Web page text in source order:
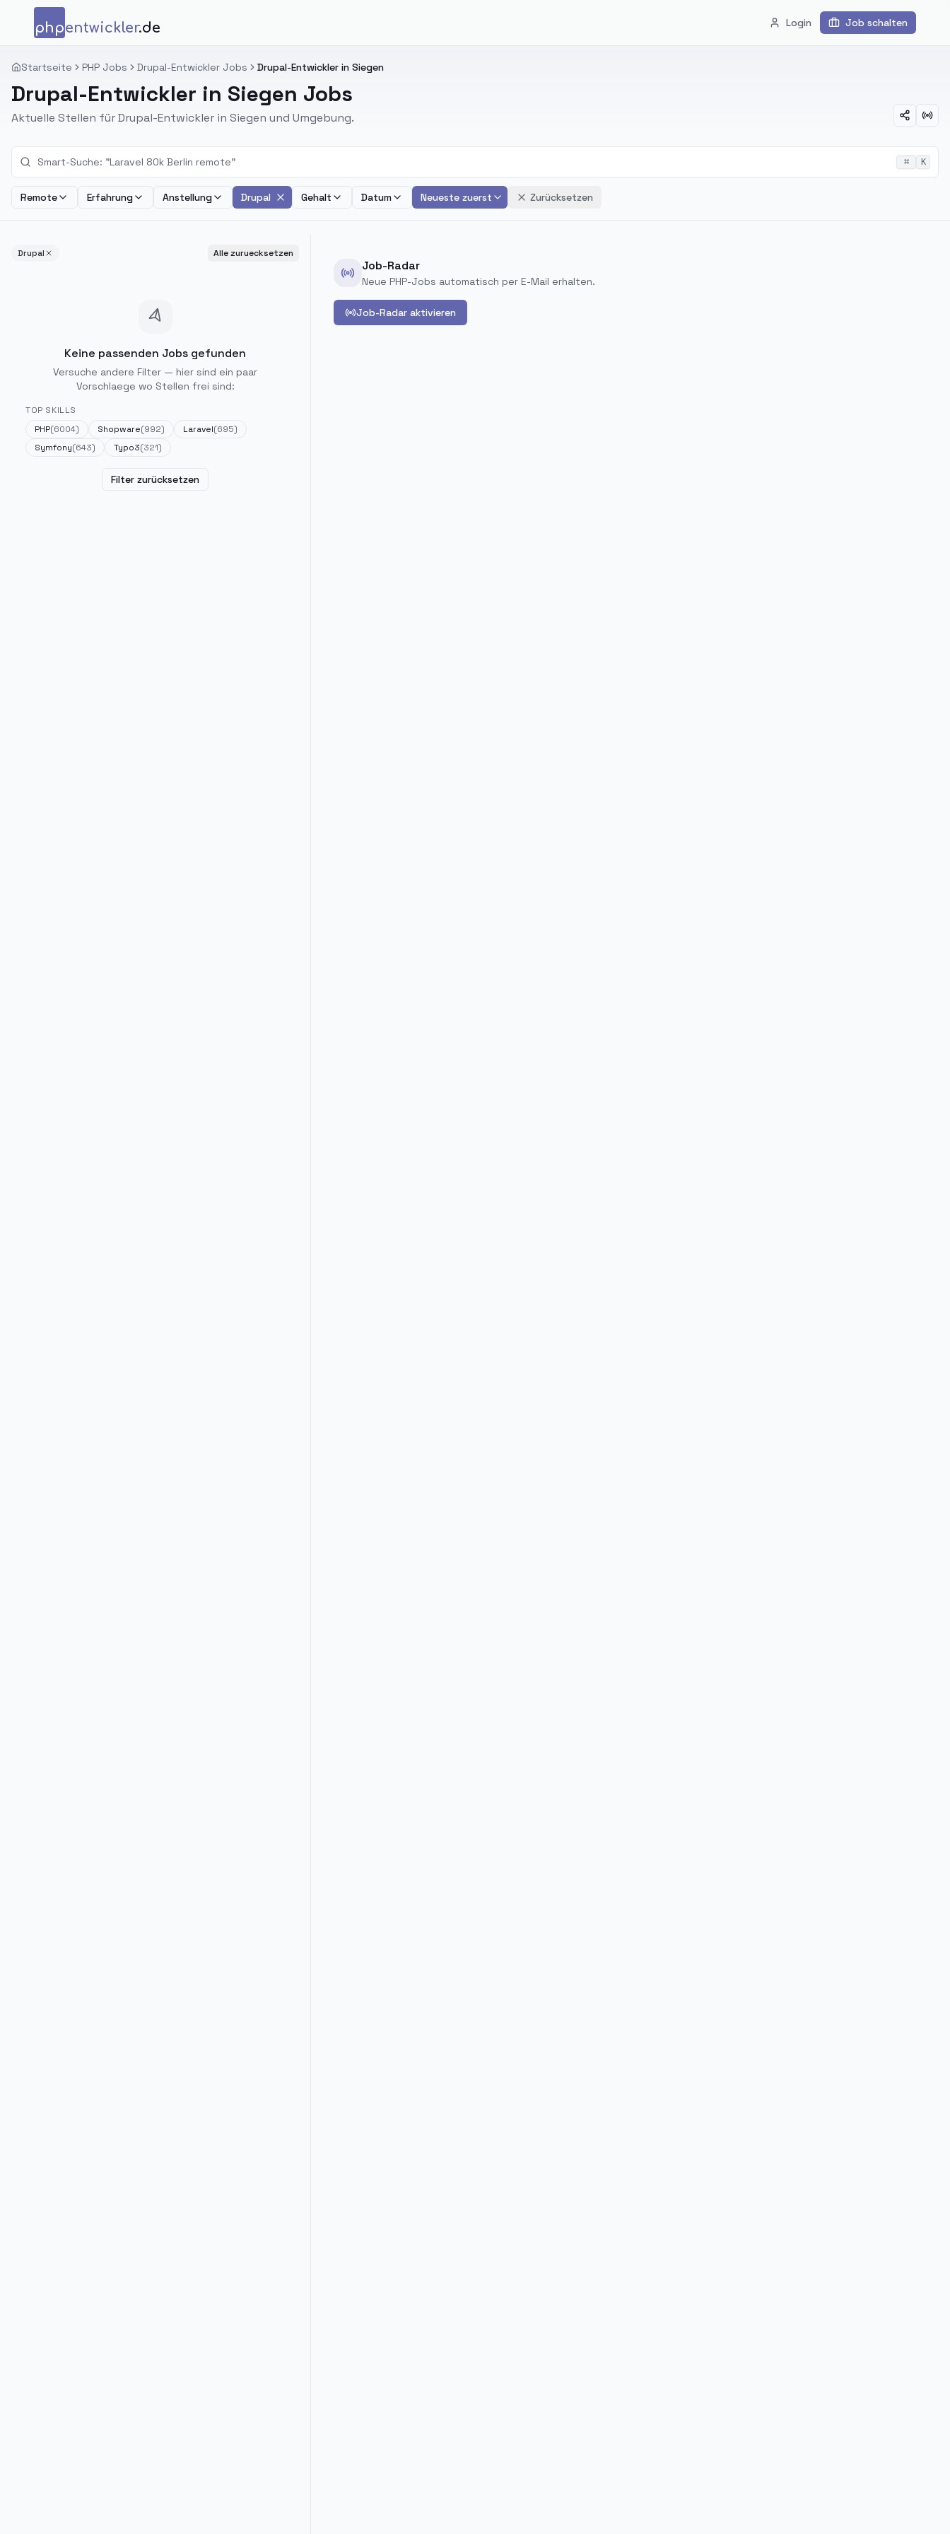
Zum Inhalt springen
phpentwickler.de Login Job schalten
Startseite PHP Jobs Drupal-Entwickler Jobs Drupal-Entwickler in Siegen
Drupal-Entwickler in Siegen Jobs
Aktuelle Stellen für Drupal-Entwickler in Siegen und Umgebung.
⌘ K
Remote Erfahrung Anstellung Drupal Gehalt Datum Neueste zuerst Zurücksetzen
Drupal Alle zuruecksetzen
Keine passenden Jobs gefunden
Versuche andere Filter — hier sind ein paar
Vorschlaege wo Stellen frei sind:
TOP SKILLS
PHP(6004) Shopware(992) Laravel(695)
Symfony(643) Typo3(321)
Filter zurücksetzen
Job-Radar
Neue PHP-Jobs automatisch per E-Mail erhalten.
Job-Radar aktivieren